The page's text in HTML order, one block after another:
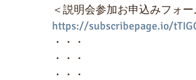
＜説明会参加お申込みフォー
https://subscribepage.io/
・・・
・・・
・・・